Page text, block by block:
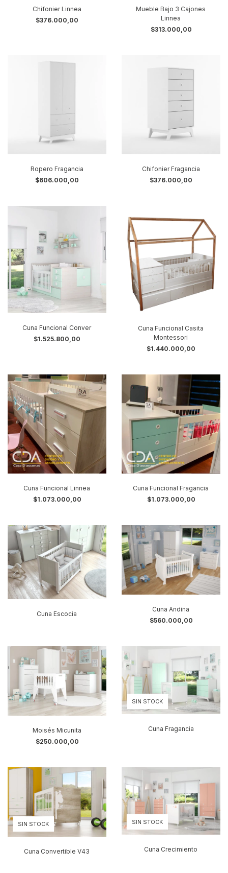
Chifonier Linnea
$376.000,00
Mueble Bajo 3 Cajones
Linnea
$313.000,00
Ropero Fragancia
$606.000,00
Chifonier Fragancia
$376.000,00
Cuna Funcional Conver
$1.525.800,00
Cuna Funcional Casita
Montessori
$1.440.000,00
Cuna Funcional Linnea
$1.073.000,00
Cuna Funcional Fragancia
$1.073.000,00
Cuna Escocia
Cuna Andina
$560.000,00
Moisés Micunita
$250.000,00
SIN STOCK
Cuna Fragancia
SIN STOCK
Cuna Convertible V43
SIN STOCK
Cuna Crecimiento